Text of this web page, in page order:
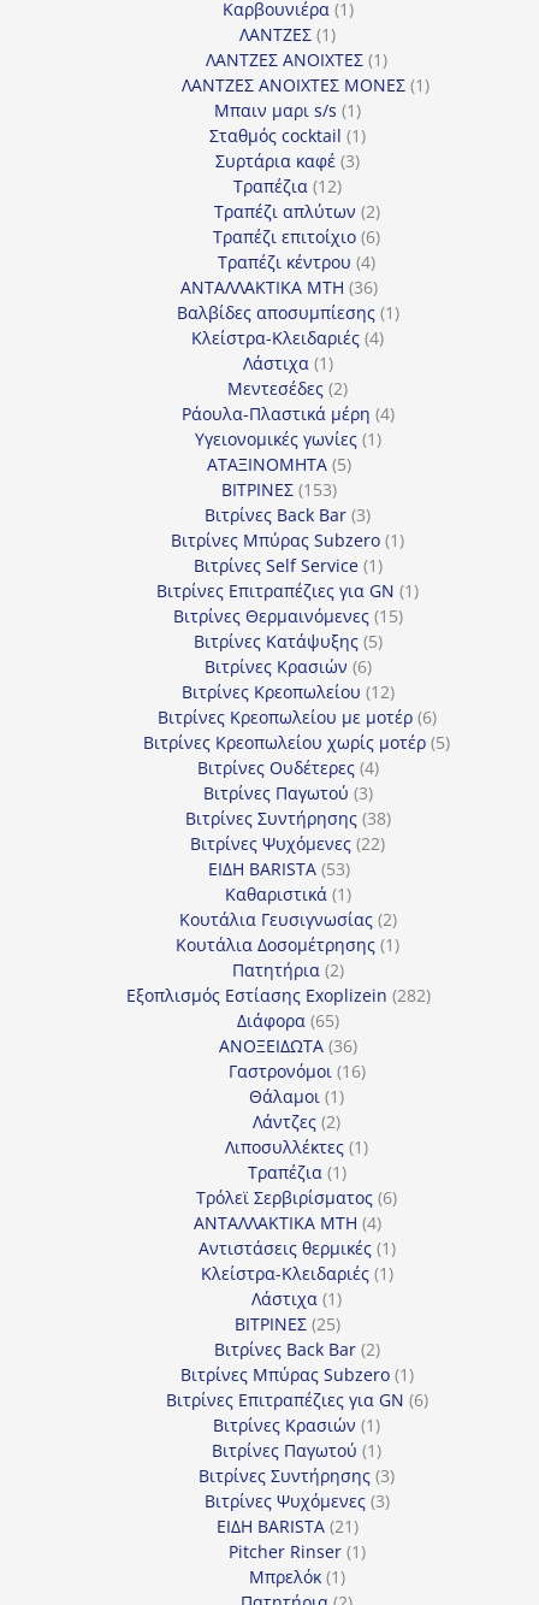
προϊόντα
Καρβουνιέρα 11
ΛΑΝΤΖΕΣ 11
προϊόν
ΛΑΝΤΖΕΣ ΑΝΟΙΧΤΕΣ 11
προϊόν
ΛΑΝΤΖΕΣ ΑΝΟΙΧΤΕΣ ΜΟΝΕΣ 11
Μπαιν μαρι s/s 11
προϊόν
Σταθμός cocktail 11
Συρτάρια καφέ 33
Τραπέζια 1212
προϊόντα
Τραπέζι απλύτων 22
προϊόντα
Τραπέζι επιτοίχιο 66
προϊόντα
Τραπέζι κέντρου 44
προϊόντα
ΑΝΤΑΛΛΑΚΤΙΚΑ MTH 3636
προϊόντα
Βαλβίδες αποσυμπίεσης 11
Κλείστρα-Κλειδαριές 44
Λάστιχα 11
προϊόν
Μεντεσέδες 22
προϊόντα
Ράουλα-Πλαστικά μέρη 44
Υγειονομικές γωνίες 11
ΑΤΑΞΙΝΟΜΗΤΑ 55
ΒΙΤΡΙΝΕΣ 153153
προϊόντα
Βιτρίνες Back Bar 33
προϊόντα
Βιτρίνες Mπύρας Subzero 11
Βιτρίνες Self Service 11
προϊόν
Βιτρίνες Επιτραπέζιες για GN 11
Βιτρίνες Θερμαινόμενες 1515
Βιτρίνες Κατάψυξης 55
Βιτρίνες Κρασιών 66
προϊόντα
Βιτρίνες Κρεοπωλείου 1212
προϊόντα
Βιτρίνες Κρεοπωλείου με μοτέρ 66
προϊόντα
Βιτρίνες Κρεοπωλείου χωρίς μοτέρ 55
Βιτρίνες Ουδέτερες 44
προϊόντα
Βιτρίνες Παγωτού 33
προϊόντα
Βιτρίνες Συντήρησης 3838
προϊόντα
Βιτρίνες Ψυχόμενες 2222
ΕΙΔΗ BARISTA 5353
προϊόντα
Καθαριστικά 11
προϊόν
Κουτάλια Γευσιγνωσίας 22
προϊόντα
Κουτάλια Δοσομέτρησης 11
Πατητήρια 22
προϊόντα
Εξοπλισμός Εστίασης Exoplizein 282282
Διάφορα 6565
προϊόντα
ΑΝΟΞΕΙΔΩΤΑ 3636
προϊόντα
Γαστρονόμοι 1616
Θάλαμοι 11
προϊόν
Λάντζες 22
προϊόντα
Λιποσυλλέκτες 11
Τραπέζια 11
προϊόν
Τρόλεϊ Σερβιρίσματος 66
ΑΝΤΑΛΛΑΚΤΙΚΑ MTH 44
προϊόντα
Αντιστάσεις θερμικές 11
προϊόν
Κλείστρα-Κλειδαριές 11
Λάστιχα 11
προϊόν
ΒΙΤΡΙΝΕΣ 2525
προϊόντα
Βιτρίνες Back Bar 22
προϊόντα
Βιτρίνες Mπύρας Subzero 11
προϊόν
Βιτρίνες Επιτραπέζιες για GN 66
Βιτρίνες Κρασιών 11
προϊόν
Βιτρίνες Παγωτού 11
προϊόν
Βιτρίνες Συντήρησης 33
προϊόντα
Βιτρίνες Ψυχόμενες 33
ΕΙΔΗ BARISTA 2121
προϊόντα
Pitcher Rinser 11
Μπρελόκ 11
προϊόν
2